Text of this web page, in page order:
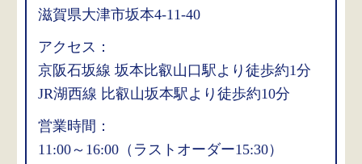
滋賀県大津市坂本4-11-40
アクセス：
京阪石坂線 坂本比叡山口駅より徒歩約1分
JR湖西線 比叡山坂本駅より徒歩約10分
営業時間：
11:00～16:00（ラストオーダー15:30）